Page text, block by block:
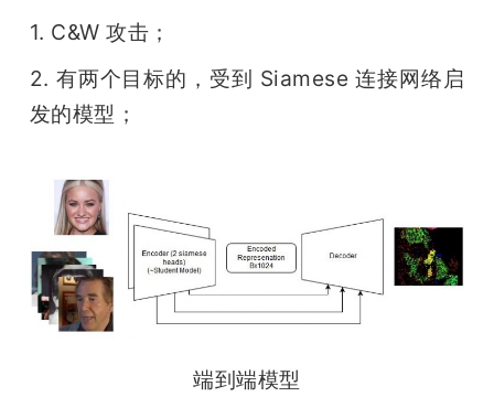
1. C&W 攻击；
2. 有两个目标的，受到 Siamese 连接网络启
发的模型；
端到端模型